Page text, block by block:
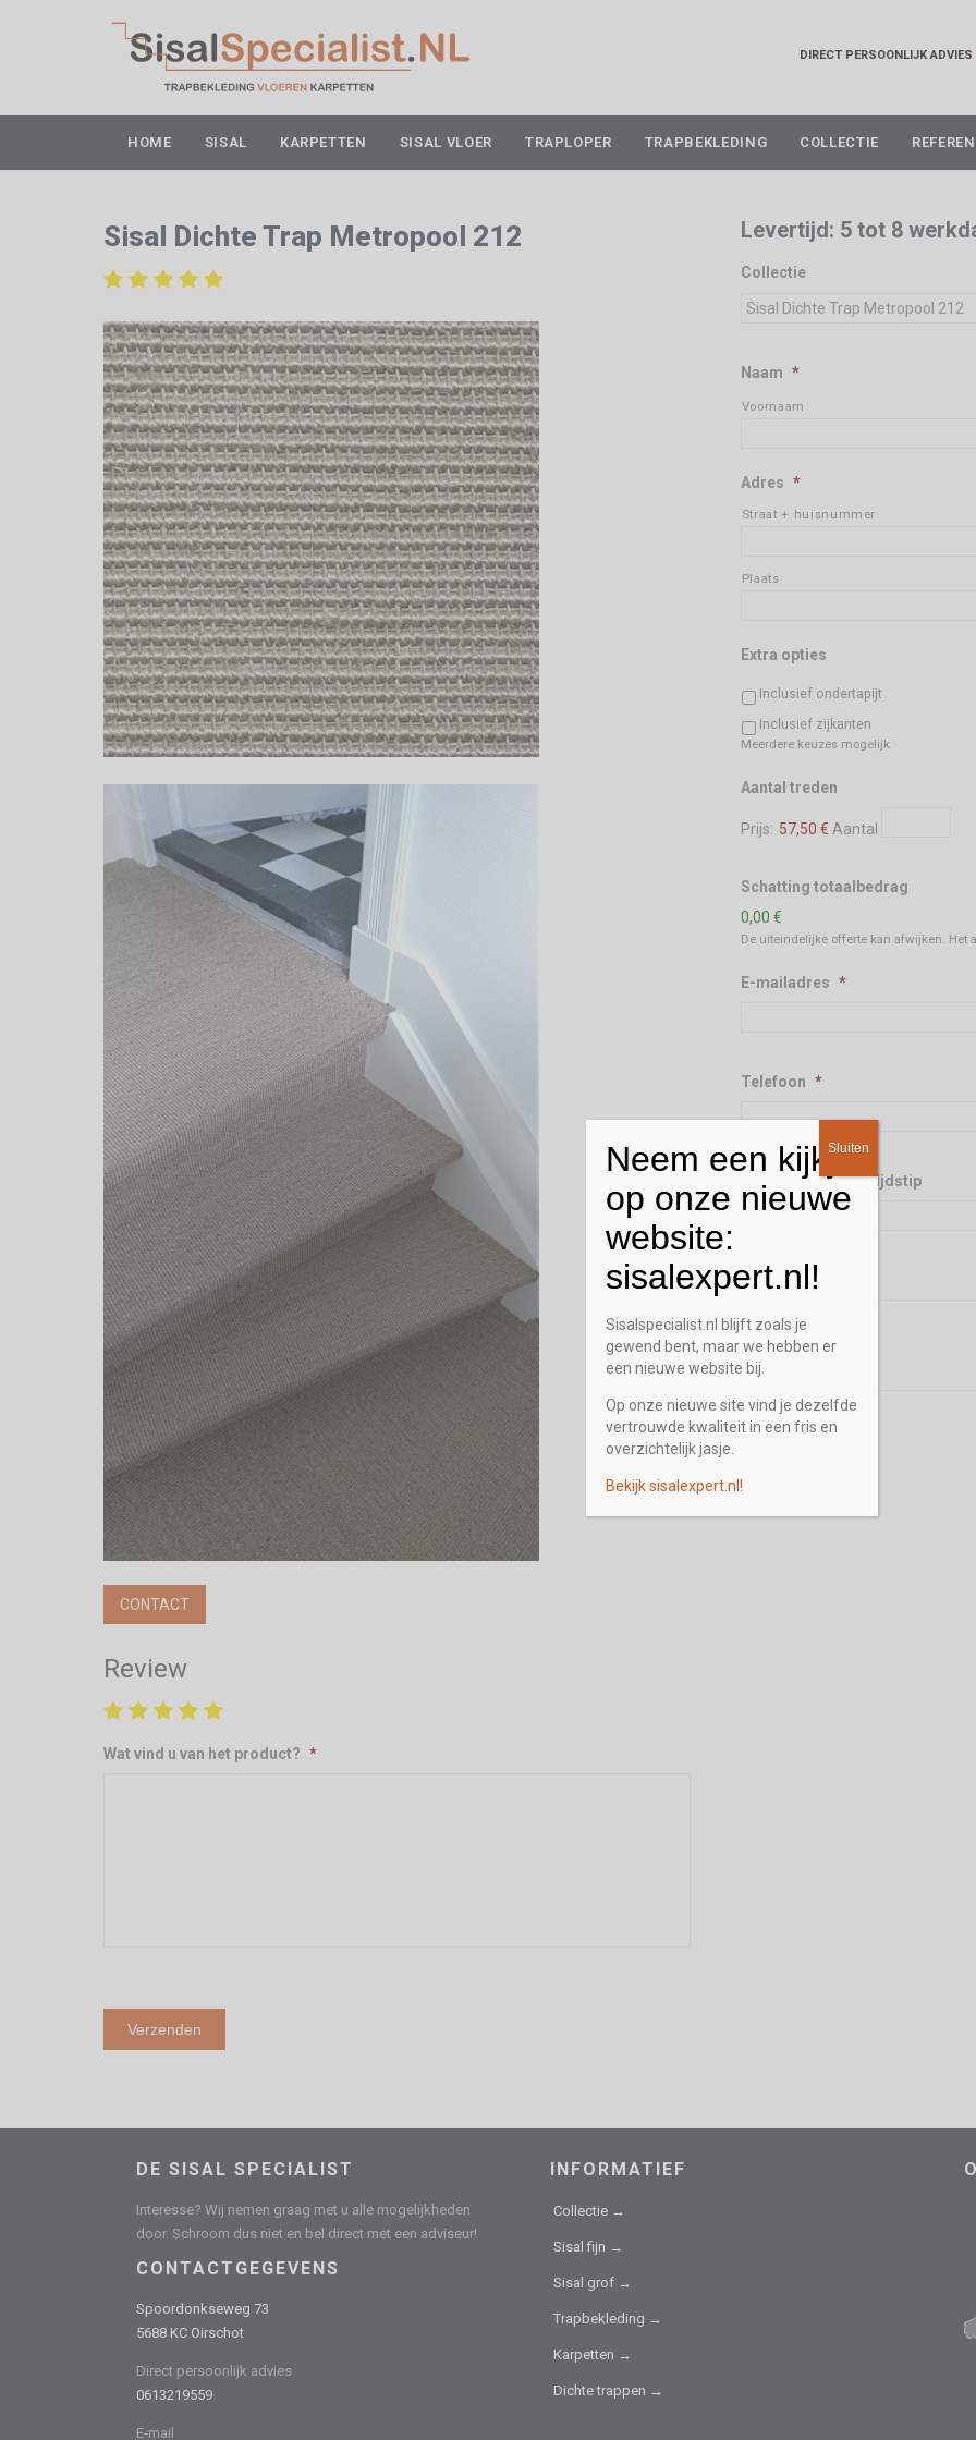
DIRECT PERSOONLIJK ADVIES
to
content
HOME SISAL KARPETTEN SISAL VLOER TRAPLOPER TRAPBEKLEDING COLLECTIE
Sisal Dichte Trap Metropool 212
CONTACT
Review
Wat vind u van het product? *
Levertijd: 5 tot 8
Collectie
Naam *
Voornaam
Adres *
Straat + huisnummer
Plaats
Extra opties
Inclusief ondertapijt
Inclusief zijkanten
Meerdere keuzes mogelijk
Aantal tredenAantal
Prijs: 57,50 € Aantal
Schatting totaalbedrag
0,00 €
De uiteindelijke offerte kan afwijken. Het
E-mailadres *
Telefoon *
Gewenst terugbel tijdstip
Opmerking / Vraag
DE SISAL SPECIALIST
Interesse? Wij nemen graag met u alle mogelijkheden
door. Schroom dus niet en bel direct met een adviseur!
CONTACTGEGEVENS
Spoordonkseweg 73
5688 KC Oirschot
Direct persoonlijk advies
0613219559
E-mail
INFORMATIEF
Collectie →
Sisal fijn →
Sisal grof →
Trapbekleding →
Karpetten →
Dichte trappen →
Neem een kijkje
op onze nieuwe
website:
sisalexpert.nl!
Sisalspecialist.nl blijft zoals je
gewend bent, maar we hebben er
een nieuwe website bij.
Op onze nieuwe site vind je dezelfde
vertrouwde kwaliteit in een fris en
overzichtelijk jasje.
Bekijk sisalexpert.nl!
Sluiten